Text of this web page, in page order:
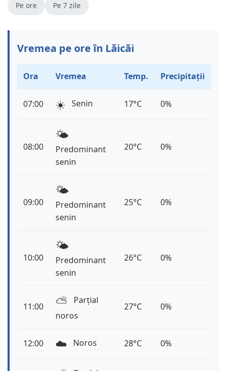
Pe ore Pe 7 zile
Vremea pe ore în Lăicăi
Ora Vremea Temp. Precipitații
07:00 ☀️ Senin 17°C 0%
08:00
🌤️
Predominant
senin
20°C 0%
09:00
🌤️
Predominant
senin
25°C 0%
10:00
🌤️
Predominant
senin
26°C 0%
11:00 ⛅️
Parțial
noros
27°C 0%
12:00 ☁️ Noros 28°C 0%